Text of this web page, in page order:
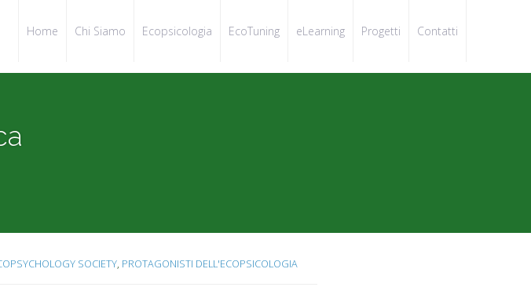
Home Chi Siamo Ecopsicologia EcoTuning eLearning Progetti Contatti
SOCIETY, PROTAGONISTI DELL'ECOPSICOLOGIA